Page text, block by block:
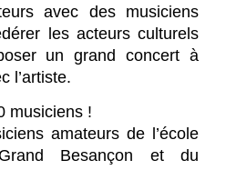
avec des musiciens
les acteurs culturels
un grand concert à
l’artiste.
musiciens !
amateurs de l’école
Besançon et du